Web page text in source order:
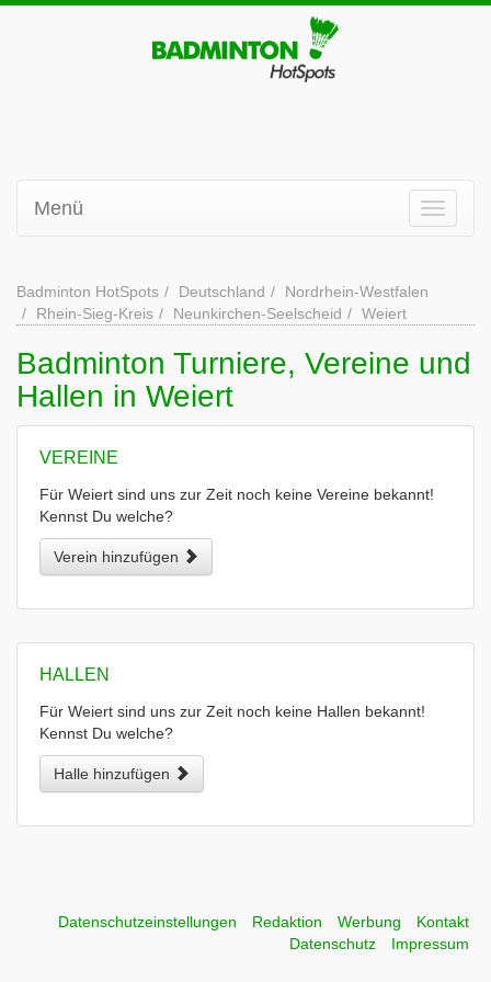
Menü
Badminton HotSpots Deutschland
Nordrhein-Westfalen
Rhein-Sieg-Kreis
Neunkirchen-Seelscheid Weiert
Badminton Turniere, Vereine und
Hallen in Weiert
VEREINE
Für Weiert sind uns zur Zeit noch keine Vereine bekannt!
Kennst Du welche?
Verein hinzufügen
HALLEN
Für Weiert sind uns zur Zeit noch keine Hallen bekannt!
Kennst Du welche?
Halle hinzufügen
Datenschutzeinstellungen Redaktion Werbung
Kontakt
Datenschutz
Impressum